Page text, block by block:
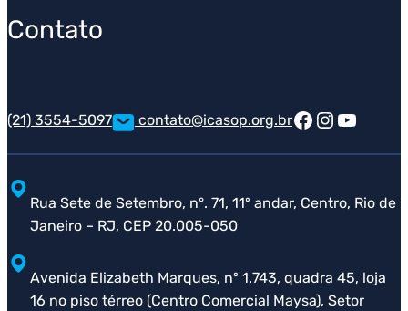
Contato
(21) 3554-5097 contato@icasop.org.brFacebook
Rua Sete de Setembro, n°. 71, 11º andar, Centro, Rio de
Janeiro – RJ, CEP 20.005-050
Avenida Elizabeth Marques, nº 1.743, quadra 45, loja
16 no piso térreo (Centro Comercial Maysa), Setor